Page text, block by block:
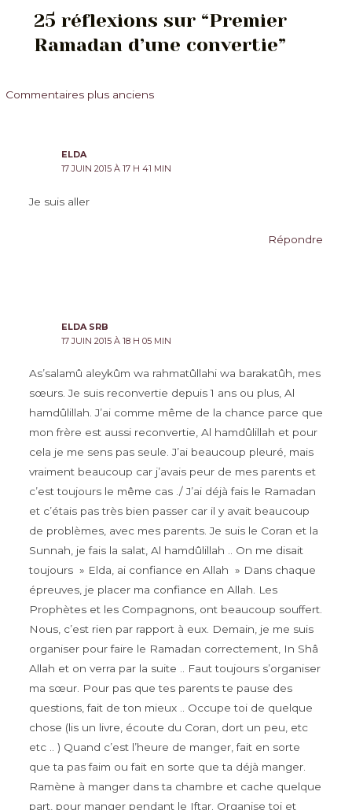
25 réflexions sur “Premier
Ramadan d’une convertie”
Commentaires
Commentaires plus anciens
ELDA
17 JUIN 2015 À 17 H 41 MIN
Je suis aller
Répondre
ELDA SRB
17 JUIN 2015 À 18 H 05 MIN
As’salamû aleykûm wa rahmatûllahi wa barakatûh, mes
sœurs. Je suis reconvertie depuis 1 ans ou plus, Al
hamdûlillah. J’ai comme même de la chance parce que
mon frère est aussi reconvertie, Al hamdûlillah et pour
cela je me sens pas seule. J’ai beaucoup pleuré, mais
vraiment beaucoup car j’avais peur de mes parents et
c’est toujours le même cas ./ J’ai déjà fais le Ramadan
et c’étais pas très bien passer car il y avait beaucoup
de problèmes, avec mes parents. Je suis le Coran et la
Sunnah, je fais la salat, Al hamdûlillah .. On me disait
toujours » Elda, ai confiance en Allah » Dans chaque
épreuves, je placer ma confiance en Allah. Les
Prophètes et les Compagnons, ont beaucoup souffert.
Nous, c’est rien par rapport à eux. Demain, je me suis
organiser pour faire le Ramadan correctement, In Shâ
Allah et on verra par la suite .. Faut toujours s’organiser
ma sœur. Pour pas que tes parents te pause des
questions, fait de ton mieux .. Occupe toi de quelque
chose (lis un livre, écoute du Coran, dort un peu, etc
etc .. ) Quand c’est l’heure de manger, fait en sorte
que ta pas faim ou fait en sorte que ta déjà manger.
Ramène à manger dans ta chambre et cache quelque
part, pour manger pendant le Iftar. Organise toi et